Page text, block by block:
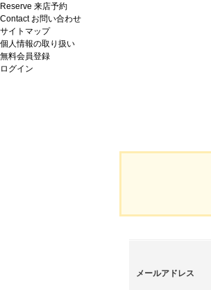
Reserve 来店予約
Contact お問い合わせ
サイトマップ
個人情報の取り扱い
無料会員登録
ログイン
メールアドレス